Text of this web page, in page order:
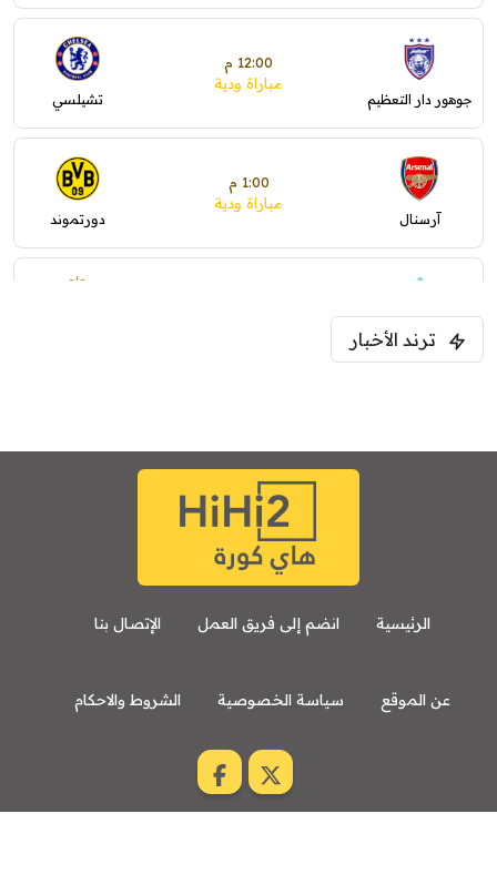
جوهور دار التعظيم
12:00 م
مباراة ودية
تشيلسي
آرسنال
1:00 م
مباراة ودية
دورتموند
ليفربول
ترند الأخبار
الرئيسية انضم إلى فريق العمل الإتصال بنا
عن الموقع سياسة الخصوصية الشروط والاحكام